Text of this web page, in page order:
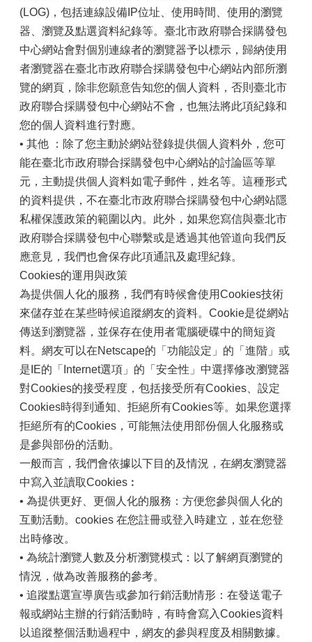
(LOG)，包括連線設備IP位址、使用時間、使用的瀏覽
器、瀏覽及點選資料紀錄等。臺北市政府聯合採購發包
中心網站會對個別連線者的瀏覽器予以標示，歸納使用
者瀏覽器在臺北市政府聯合採購發包中心網站內部所瀏
覽的網頁，除非您願意告知您的個人資料，否則臺北市
政府聯合採購發包中心網站不會，也無法將此項紀錄和
您的個人資料進行對應。
• 其他 ：除了您主動於網站登錄提供個人資料外，您可
能在臺北市政府聯合採購發包中心網站的討論區等單
元，主動提供個人資料如電子郵件，姓名等。這種形式
的資料提供，不在臺北市政府聯合採購發包中心網站隱
私權保護政策的範圍以內。此外，如果您寫信與臺北市
政府聯合採購發包中心聯繫或是透過其他管道向我們反
應意見，我們也會保存此項通訊及處理紀錄。
Cookies的運用與政策
為提供個人化的服務，我們有時候會使用Cookies技術
來儲存並在某些時候追蹤網友的資料。Cookie是從網站
傳送到瀏覽器，並保存在使用者電腦硬碟中的簡短資
料。網友可以在Netscape的「功能設定」的「進階」或
是IE的「Internet選項」的「安全性」中選擇修改瀏覽器
對Cookies的接受程度，包括接受所有Cookies、設定
Cookies時得到通知、拒絕所有Cookies等。如果您選擇
拒絕所有的Cookies，可能無法使用部份個人化服務或
是參與部份的活動。
一般而言，我們會依據以下目的及情況，在網友瀏覽器
中寫入並讀取Cookies︰
• 為提供更好、更個人化的服務：方便您參與個人化的
互動活動。cookies 在您註冊或登入時建立，並在您登
出時修改。
• 為統計瀏覽人數及分析瀏覽模式：以了解網頁瀏覽的
情況，做為改善服務的參考。
• 追蹤點選宣導廣告或參加行銷活動情形：在發送電子
報或網站主辦的行銷活動時，有時會寫入Cookies資料
以追蹤整個活動過程中，網友的參與程度及相關數據。